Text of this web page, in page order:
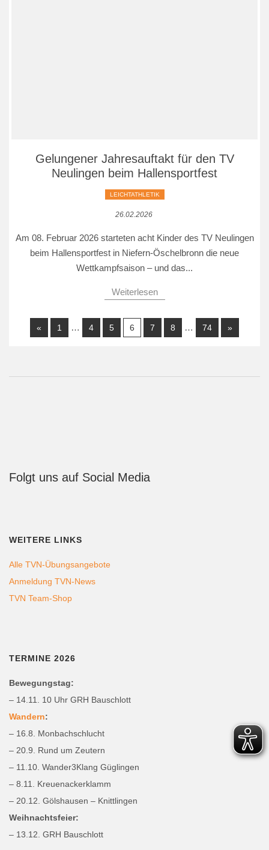
Gelungener Jahresauftakt für den TV
Neulingen beim Hallensportfest
LEICHTATHLETIK
26.02.2026
Am 08. Februar 2026 starteten acht Kinder des TV Neulingen
beim Hallensportfest in Niefern-Öschelbronn die neue
Wettkampfsaison – und das...
Weiterlesen
« 1 … 4 5 6 7 8 … 74 »
Folgt uns auf Social Media
WEITERE LINKS
Alle TVN-Übungsangebote
Anmeldung TVN-News
TVN Team-Shop
TERMINE 2026
Bewegungstag:
– 14.11. 10 Uhr GRH Bauschlott
Wandern:
– 16.8. Monbachschlucht
– 20.9. Rund um Zeutern
– 11.10. Wander3Klang Güglingen
– 8.11. Kreuenackerklamm
– 20.12. Gölshausen – Knittlingen
Weihnachtsfeier:
– 13.12. GRH Bauschlott